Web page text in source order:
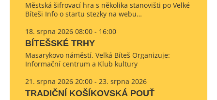
Městská šifrovací hra s několika stanovišti po Velké
Bíteši Info o startu stezky na webu…
18. srpna 2026 08:00 - 16:00
BÍTEŠSKÉ TRHY
Masarykovo náměstí, Velká Bíteš Organizuje:
Informační centrum a Klub kultury
21. srpna 2026 20:00 - 23. srpna 2026
TRADIČNÍ KOŠÍKOVSKÁ POUŤ